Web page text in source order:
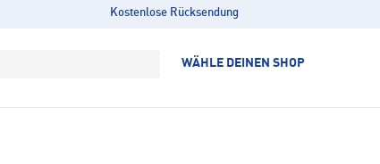
Kostenlose Rücksendung
WÄHLE DEINEN SHOP